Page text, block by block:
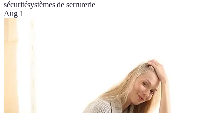
sécuritésystèmes de serrurerie
Aug 1